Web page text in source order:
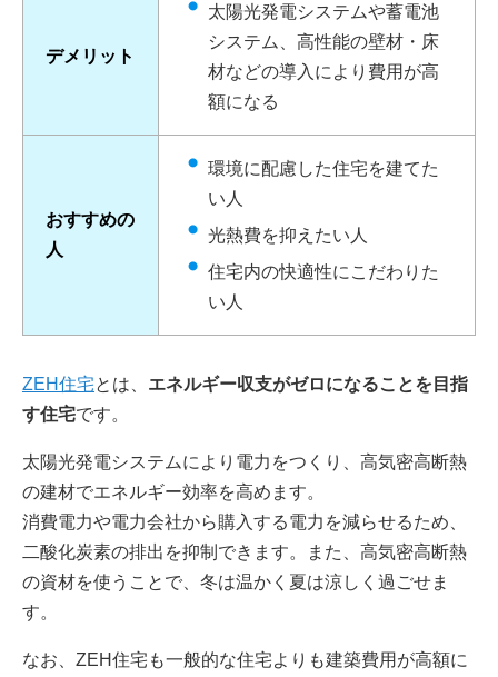
デメリット
太陽光発電システムや蓄電池
システム、高性能の壁材・床
材などの導入により費用が高
額になる
おすすめの
人
環境に配慮した住宅を建てた
い人
光熱費を抑えたい人
住宅内の快適性にこだわりた
い人
ZEH住宅とは、 エネルギー収支がゼロになることを目指
す住宅です。
太陽光発電システムにより電力をつくり、高気密高断熱
の建材でエネルギー効率を高めます。
消費電力や電力会社から購入する電力を減らせるため、
二酸化炭素の排出を抑制できます。また、高気密高断熱
の資材を使うことで、冬は温かく夏は涼しく過ごせま
す。
なお、ZEH住宅も一般的な住宅よりも建築費用が高額に